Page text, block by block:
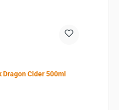
Cider 500ml